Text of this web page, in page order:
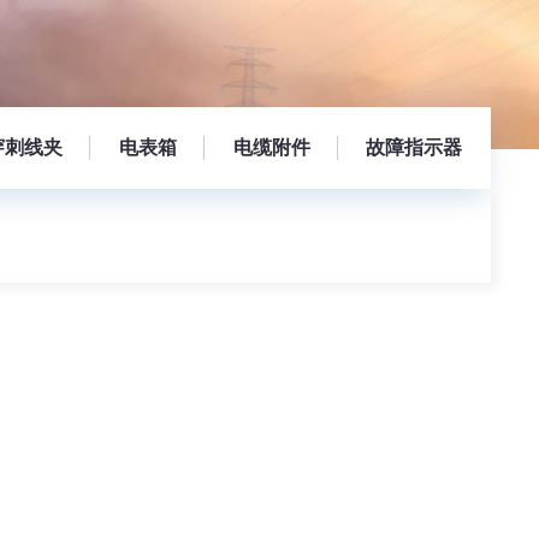
刺线夹 电表箱 电缆附件 故障指示器